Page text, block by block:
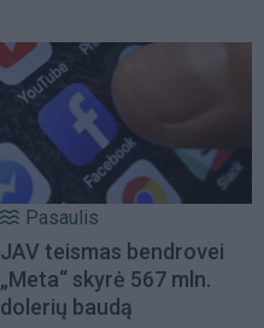
Pasaulis
JAV teismas bendrovei
„Meta“ skyrė 567 mln.
dolerių baudą